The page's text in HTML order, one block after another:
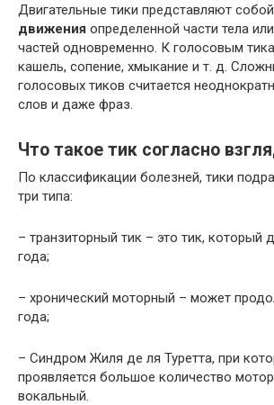
Двигательные тики представляют
движения определенной части тела
частей одновременно. К голосовым
кашель, сопение, хмыкание и т. д.
голосовых тиков считается
слов и даже фраз.
Что такое тик согласно
По классификации болезней, тики
три типа:
– транзиторный тик – это тик, который
года;
– хронический моторный – может
года;
– Синдром Жиля де ля Туретта, при
проявляется большое количество
вокальный.